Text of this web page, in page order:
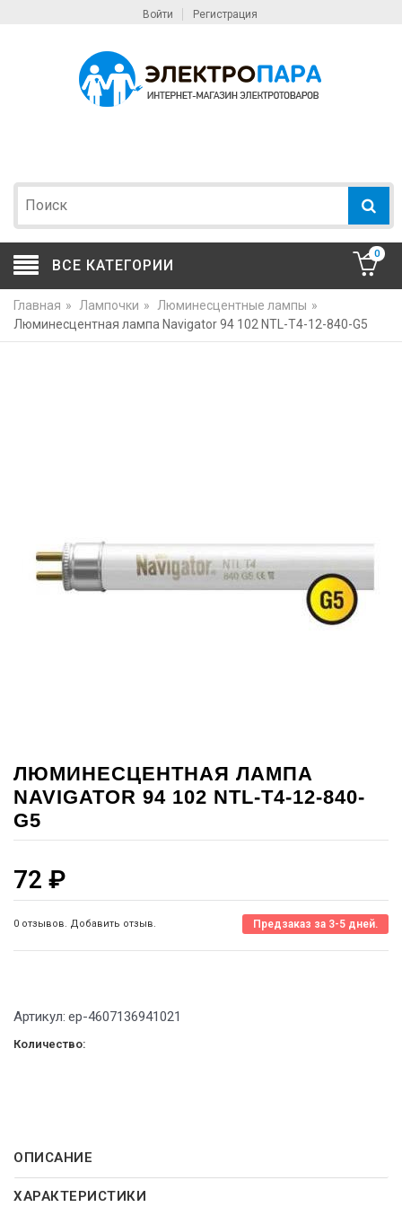
Войти Регистрация
ВСЕ КАТЕГОРИИ
0
Главная » Лампочки » Люминесцентные лампы »
Люминесцентная лампа Navigator 94 102 NTL-T4-12-840-G5
ЛЮМИНЕСЦЕНТНАЯ ЛАМПА
NAVIGATOR 94 102 NTL-T4-12-840-
G5
72 ₽
0 отзывов. Добавить отзыв. Предзаказ за 3-5 дней.
Артикул: ep-4607136941021
Количество:
ОПИСАНИЕ
ХАРАКТЕРИСТИКИ